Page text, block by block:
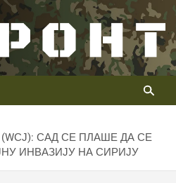
(WСЈ): САД СЕ ПЛАШЕ ДА СЕ
ИНВАЗИЈУ НА СИРИЈУ